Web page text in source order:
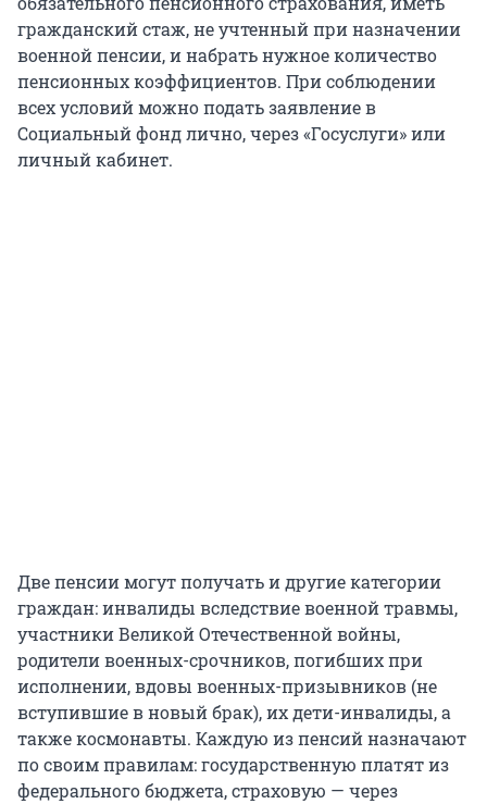
гражданский стаж, не учтенный при назначении
военной пенсии, и набрать нужное количество
пенсионных коэффициентов. При соблюдении
всех условий можно подать заявление в
Социальный фонд лично, через «Госуслуги» или
личный кабинет.
Две пенсии могут получать и другие категории
граждан: инвалиды вследствие военной травмы,
участники Великой Отечественной войны,
родители военных-срочников, погибших при
исполнении, вдовы военных-призывников (не
вступившие в новый брак), их дети-инвалиды, а
также космонавты. Каждую из пенсий назначают
по своим правилам: государственную платят из
федерального бюджета, страховую — через